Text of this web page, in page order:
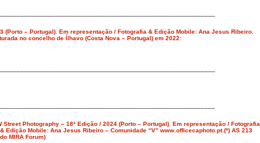
(Porto – Portugal). Em representação / Fotografia & Edição Mobile: Ana Jesus Ribeiro.
no concelho de Ílhavo (Costa Nova – Portugal) em 2022:
Photography – 18ª Edição / 2024 (Porto – Portugal). Em representação / Fotografia
Edição Mobile: Ana Jesus Ribeiro – Comunidade “V” www.officecaphoto.pt.(*) AS 213
MIRA Forum)